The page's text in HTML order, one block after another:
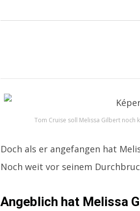
Tom Cruise soll Melissa Gilbert noch
Doch als er angefangen hat
Noch weit vor seinem
Angeblich hat Melissa